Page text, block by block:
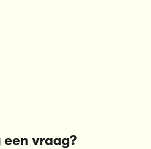
een vraag?